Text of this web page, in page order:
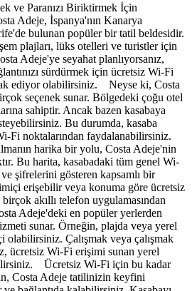
ve Paranızı Biriktirmek İçin
Adeje, İspanya'nın Kanarya
bulunan popüler bir tatil beldesidir.
plajları, lüks otelleri ve turistler için
Adeje'ye seyahat planlıyorsanız,
sürdürmek için ücretsiz Wi-Fi
ediyor olabilirsiniz. Neyse ki, Costa
seçenek sunar. Bölgedeki çoğu otel
sahiptir. Ancak bazen kasabaya
Bu durumda, kasaba
Fi noktalarından faydalanabilirsiniz.
harika bir yolu, Costa Adeje'nin
Bu harita, kasabadaki tüm genel Wi-
ve şifrelerini gösteren kapsamlı bir
erişebilir veya konuma göre ücretsiz
akıllı telefon uygulamasından
Adeje'deki en popüler yerlerden
sunar. Örneğin, plajda veya yerel
Çalışmak veya çalışmak
ücretsiz Wi-Fi erişimi sunan yerel
Ücretsiz Wi-Fi için bu kadar
Costa Adeje tatilinizin keyfini